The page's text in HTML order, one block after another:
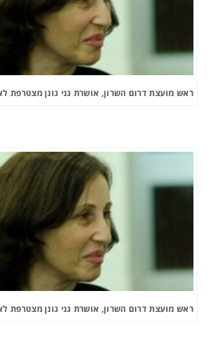
ראש מועצת דרום השרון, אושרת גני גונן מצטרפת
ראש מועצת דרום השרון, אושרת גני גונן מצטרפת